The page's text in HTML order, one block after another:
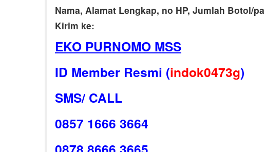
Nama, Alamat Lengkap, no HP, Jumlah Botol/
Kirim ke:
EKO PURNOMO MSS
ID Member Resmi (indok0473g)
SMS/ CALL
0857 1666 3664